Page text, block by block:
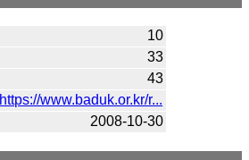
10
33
43
https://www.baduk.or.kr/r...
2008-10-30